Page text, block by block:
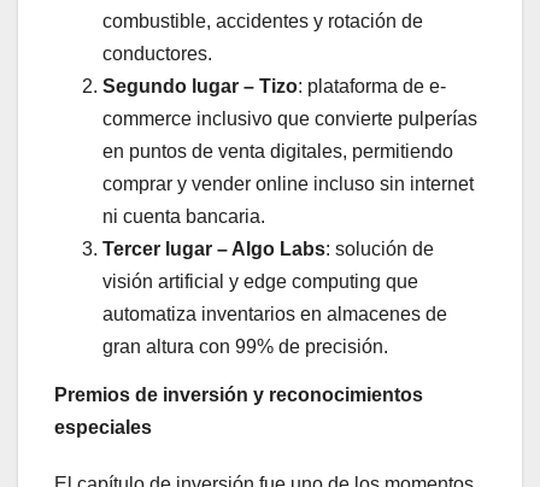
combustible, accidentes y rotación de
conductores.
Segundo lugar – Tizo: plataforma de e-
commerce inclusivo que convierte pulperías
en puntos de venta digitales, permitiendo
comprar y vender online incluso sin internet
ni cuenta bancaria.
Tercer lugar – Algo Labs: solución de
visión artificial y edge computing que
automatiza inventarios en almacenes de
gran altura con 99% de precisión.
Premios de inversión y reconocimientos
especiales